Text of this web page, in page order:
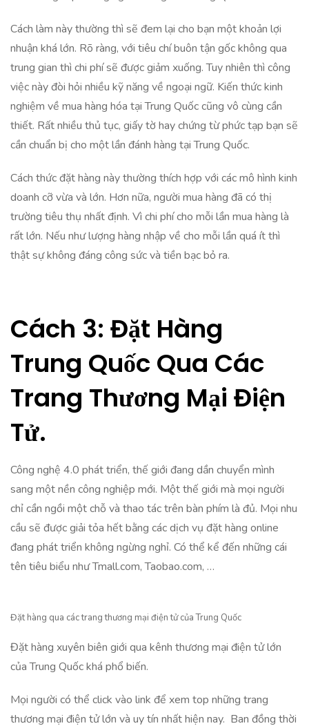
Cách làm này thường thì sẽ đem lại cho bạn một khoản lợi
nhuận khá lớn. Rõ ràng, với tiêu chí buôn tận gốc không qua
trung gian thì chi phí sẽ được giảm xuống. Tuy nhiên thì công
việc này đòi hỏi nhiều kỹ năng về ngoại ngữ. Kiến thức kinh
nghiệm về mua hàng hóa tại Trung Quốc cũng vô cùng cần
thiết. Rất nhiều thủ tục, giấy tờ hay chứng từ phức tạp bạn sẽ
cần chuẩn bị cho một lần đánh hàng tại Trung Quốc.
Cách thức đặt hàng này thường thích hợp với các mô hình kinh
doanh cỡ vừa và lớn. Hơn nữa, người mua hàng đã có thị
trường tiêu thụ nhất định. Vì chi phí cho mỗi lần mua hàng là
rất lớn. Nếu như lượng hàng nhập về cho mỗi lần quá ít thì
thật sự không đáng công sức và tiền bạc bỏ ra.
Cách 3: Đặt Hàng
Trung Quốc Qua Các
Trang Thương Mại Điện
Tử.
Công nghệ 4.0 phát triển, thế giới đang dần chuyển mình
sang một nền công nghiệp mới. Một thế giới mà mọi người
chỉ cần ngồi một chỗ và thao tác trên bàn phím là đủ. Mọi nhu
cầu sẽ được giải tỏa hết bằng các dịch vụ đặt hàng online
đang phát triển không ngừng nghỉ. Có thể kể đến những cái
tên tiêu biểu nhưTmall.com, Taobao.com, …
Đặt hàng qua các trang thương mại điện tử của Trung Quốc
Đặt hàng xuyên biên giới qua kênh thương mại điện tử lớn
của Trung Quốc khá phổ biến.
Mọi người có thể click vào link để xem top những trang
thương mại điện tử lớn và uy tín nhất hiện nay. Ban đồng thời